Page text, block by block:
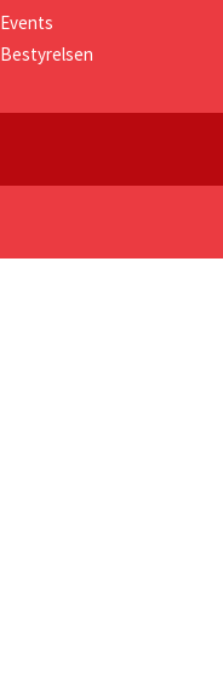
Events
Bestyrelsen